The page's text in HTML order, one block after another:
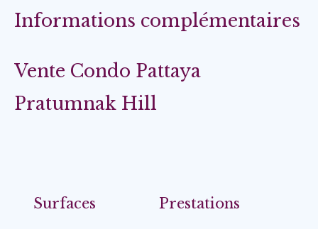
Informations complémentaires
Vente Condo Pattaya
Pratumnak Hill
Surfaces Prestations